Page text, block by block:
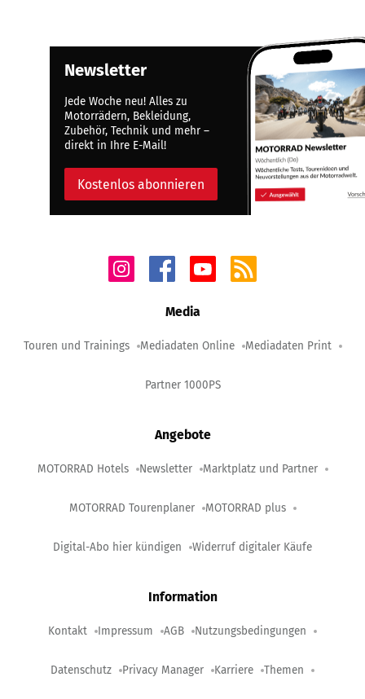
Newsletter
Jede Woche neu! Alles zu
Motorrädern, Bekleidung,
Zubehör, Technik und mehr –
direkt in Ihre E-Mail!
Kostenlos abonnieren
Media
Touren und Trainings Mediadaten Online Mediadaten Print
Partner 1000PS
Angebote
MOTORRAD Hotels Newsletter Marktplatz und Partner
MOTORRAD Tourenplaner MOTORRAD plus
Digital-Abo hier kündigen Widerruf digitaler Käufe
Information
Kontakt Impressum AGB Nutzungsbedingungen
Datenschutz Privacy Manager Karriere Themen